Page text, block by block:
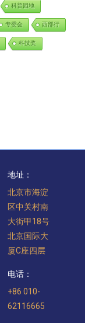
科普园地
专委会 西部行
科技奖
地址：
北京市海淀
区中关村南
大街甲18号
北京国际大
厦C座四层
电话：
+86 010-
62116665